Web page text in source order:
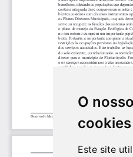
O
cookies
Este site